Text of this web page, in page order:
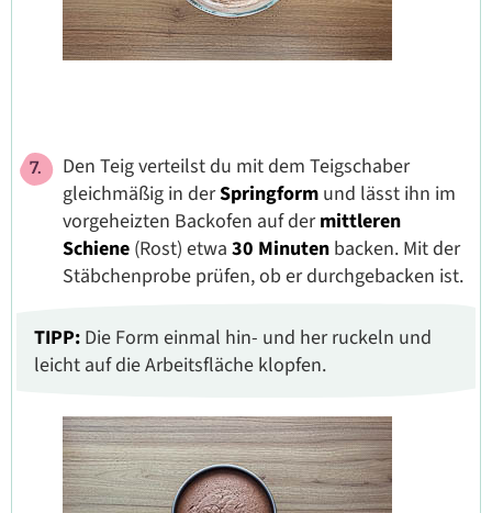
Den Teig verteilst du mit dem Teigschaber
gleichmäßig in derSpringform und lässt ihn im
vorgeheizten Backofen auf dermittleren
Schiene (Rost) etwa 30 Minuten backen. Mit der
Stäbchenprobe prüfen, ob er durchgebacken ist.
TIPP: Die Form einmal hin- und her ruckeln und
leicht auf die Arbeitsfläche klopfen.